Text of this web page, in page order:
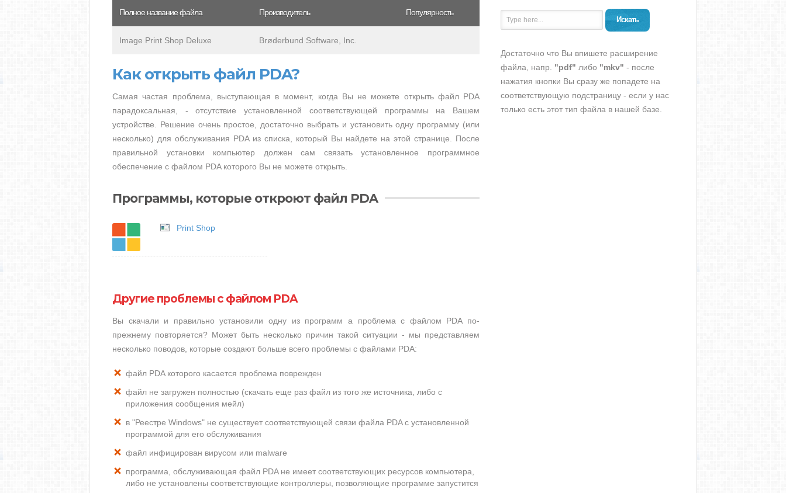
Полное название файла Производитель Популярность
Image Print Shop Deluxe Brøderbund Software, Inc.
Как открыть файл PDA?
Самая частая проблема, выступающая в момент, когда Вы не можете открыть файл PDA
парадоксальная, - отсутствие установленной соответствующей программы на Вашем
устройстве. Решение очень простое, достаточно выбрать и установить одну программу (или
несколько) для обслуживания PDA из списка, который Вы найдете на этой странице. После
правильной установки компьютер должен сам связать установленное программное
обеспечение с файлом PDA которого Вы не можете открыть.
Программы, которые откроют файл PDA
Print Shop
Другие проблемы с файлом PDA
Вы скачали и правильно установили одну из программ а проблема с файлом PDA по-
прежнему повторяется? Может быть несколько причин такой ситуации - мы представляем
несколько поводов, которые создают больше всего проблемы с файлами PDA:
файл PDA которого касается проблема поврежден
файл не загружен полностью (скачать еще раз файл из того же источника, либо с
приложения сообщения мейл)
в "Реестре Windows" не существует соответствующей связи файла PDA с установленной
программой для его обслуживания
файл инфицирован вирусом или malware
программа, обслуживающая файл PDA не имеет соответствующих ресурсов компьютера,
либо не установлены соответствующие контроллеры, позволяющие программе запустится
Искать
Достаточно что Вы впишете расширение
файла, напр. "pdf" либо "mkv" - после
нажатия кнопки Вы сразу же попадете на
соответствующую подстраницу - если у нас
только есть этот тип файла в нашей базе.